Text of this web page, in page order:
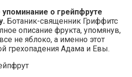
о грейпфруте
Ботаник-священник Гриффитс
описание фрукта, упомянув,
не яблоко, а именно этот
грехопадения Адама и Евы.